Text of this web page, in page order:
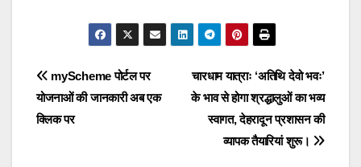
Post
navigation
Post
navigation
चारधाम यात्राः ‘अतिथि देवो भवः’
के भाव से होगा श्रद्धालुओं का भव्य
स्वागत, देहरादून प्रशासन की
व्यापक तैयारियां शुरू।
myScheme पोर्टल पर
योजनाओं की जानकारी अब एक
क्लिक पर